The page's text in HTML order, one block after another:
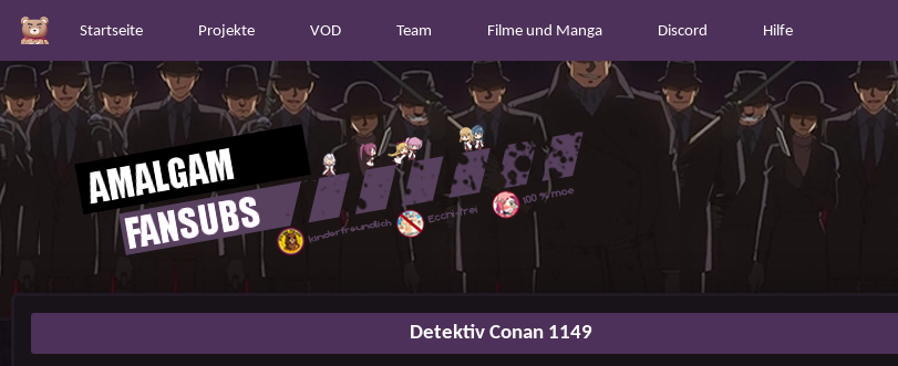
Startseite Projekte VOD Team Filme und Manga Discord Hilfe
Detektiv Conan 1149